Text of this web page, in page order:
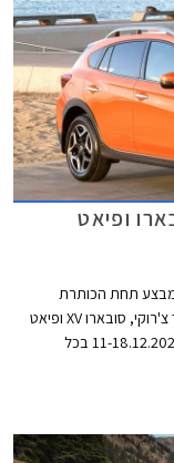
ופיאט
תחת הכותרת
"SAMELET DAYS" במסגרתו מוצעים דגמי ג'יפ גראנד צ'רוקי, סובארו XV ופיאט
500 בהנחות סוף שנה. המבצע תקף בין התאריכים 11-18.12.2020 בכל